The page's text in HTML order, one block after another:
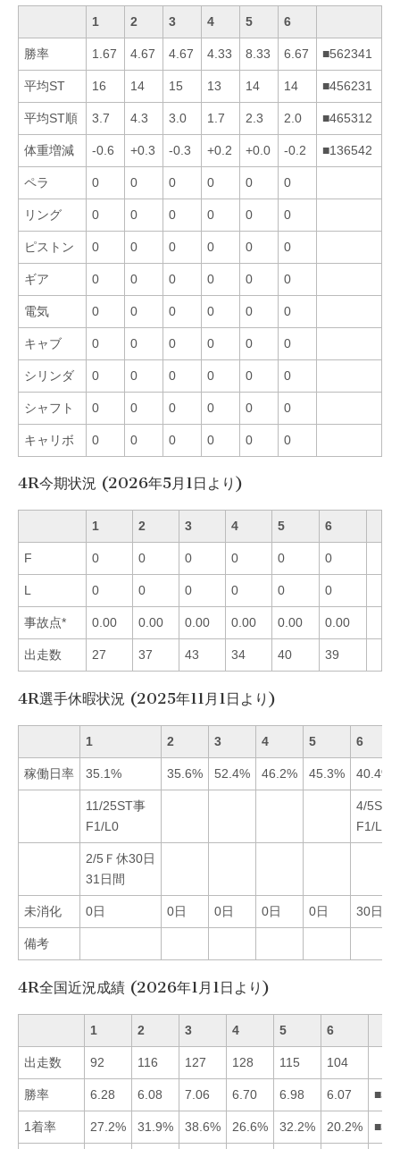
1 2 3 4 5 6
勝率 1.67 4.67 4.67 4.33 8.33 6.67 ■562341
平均ST 16 14 15 13 14 14 ■456231
平均ST順 3.7 4.3 3.0 1.7 2.3 2.0 ■465312
体重増減 -0.6 +0.3 -0.3 +0.2 +0.0 -0.2 ■136542
ペラ 0 0 0 0 0 0
リング 0 0 0 0 0 0
ピストン 0 0 0 0 0 0
ギア 0 0 0 0 0 0
電気 0 0 0 0 0 0
キャブ 0 0 0 0 0 0
シリンダ 0 0 0 0 0 0
シャフト 0 0 0 0 0 0
キャリボ 0 0 0 0 0 0
4R今期状況 (2026年5月1日より)
1 2 3 4 5 6
F 0 0 0 0 0 0
L 0 0 0 0 0 0
事故点* 0.00 0.00 0.00 0.00 0.00 0.00
出走数 27 37 43 34 40 39
4R選手休暇状況 (2025年11月1日より)
1 2 3 4 5 6
稼働日率 35.1% 35.6% 52.4% 46.2% 45.3% 40.4%
11/25ST事
F1/L0
4/5ST
F1/L0
2/5Ｆ休30日
31日間
未消化 0日 0日 0日 0日 0日 30日
備考
4R全国近況成績 (2026年1月1日より)
1 2 3 4 5 6
出走数 92 116 127 128 115 104
勝率 6.28 6.08 7.06 6.70 6.98 6.07
1着率 27.2% 31.9% 38.6% 26.6% 32.2% 20.2%